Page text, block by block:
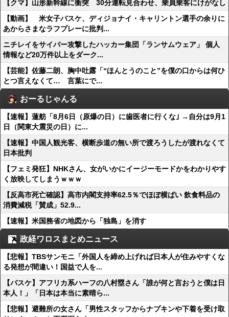
【クマ】山形新幹線に衝突 30分運転見合わせ、乗員乗客にけがなし
【動画】 米女子バスケ、ディジョナイ・キャリントン選手の余りに
あからさまなラフプレーに批判...
ニチレイをサイバー攻撃したハッカー集団「ランサムウェア」 個人
情報など20万件以上をダーク...
【芸能】佐藤二朗、胸中吐露「“ほんとうのこと”を僕の口からは何ひ
とつ言えなくて… 言葉にで...
おーるじゃんる
【速報】蓮舫「8月6日（原爆の日）に歯医者に行くな｣ →自分は9月1
日（関東大震災の日）に...
【速報】中国人観光客、横断歩道の無い所で渡ろうしたが渡れなくて
日本批判
【フェミ発狂】NHKさん、女がいかにイージーモードかをわかりやす
く放映してしまうｗｗｗ
【反高市死亡確認】高市内閣支持率62.5％でほぼ横ばい 飲食料品の
消費減税「賛成」52.9...
【速報】米国務省の地図から「独島」を消す
政経ワロスまとめニュース
【悲報】TBSサンモニ「外国人を締め上げれば日本人が住みやすくな
る発想が間違い！国益で人を...
【バスケ】アフリカ系ハーフの八村塁さん「誰が何と言おうと僕は日
本人！」「日本は本当に素晴ら...
【悲報】避難所の女さん「男性スタッフからナプキンや下着を受け取